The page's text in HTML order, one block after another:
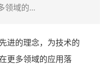
领域的...
进的理念，为技术的
更多领域的应用落